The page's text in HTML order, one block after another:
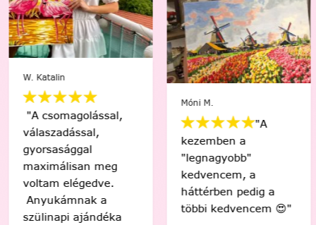
W. Katalin
"A csomagolással,
válaszadással,
gyorsasággal
maximálisan meg
voltam elégedve.
Anyukámnak a
szülinapi ajándéka
Móni M.
"A
kezemben a
"legnagyobb"
kedvencem, a
háttérben pedig a
többi kedvencem 😍"